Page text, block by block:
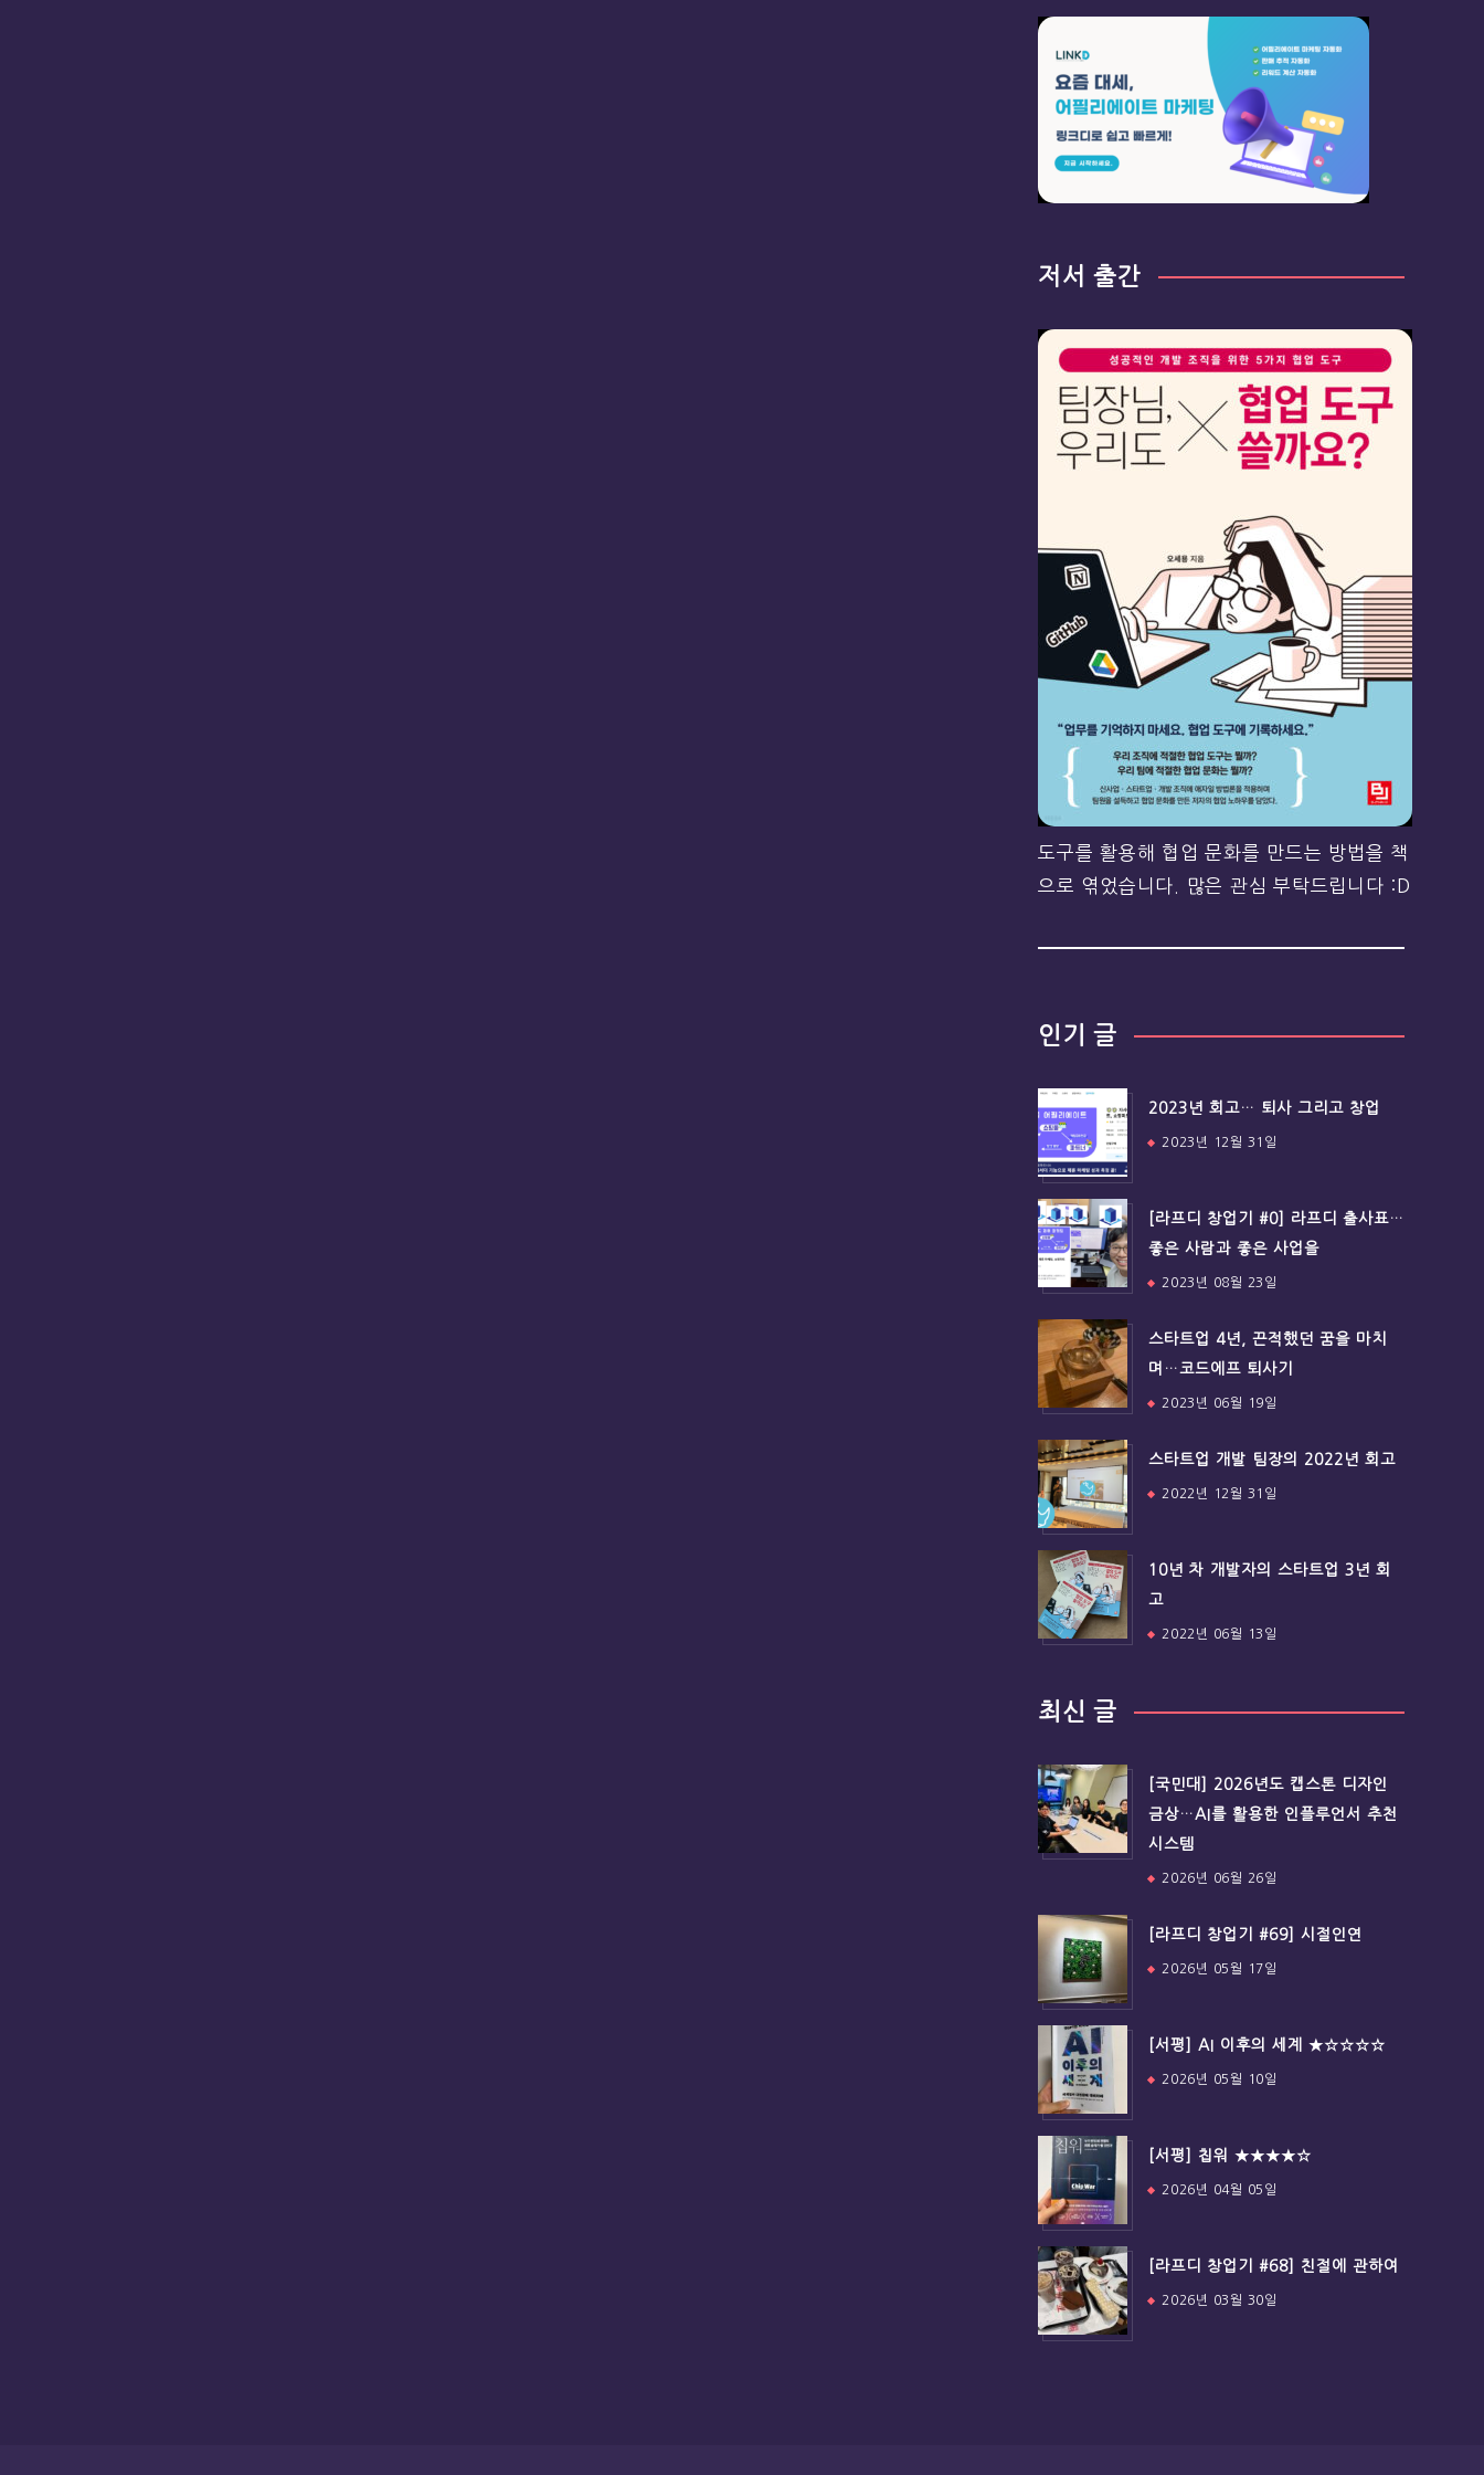
저서 출간
도구를 활용해 협업 문화를 만드는 방법을 책
으로 엮었습니다. 많은 관심 부탁드립니다 :D
인기 글
2023년 회고… 퇴사 그리고 창업
2023년 12월 31일
[라프디 창업기 #0] 라프디 출사표…
좋은 사람과 좋은 사업을
2023년 08월 23일
스타트업 4년, 끈적했던 꿈을 마치
며…코드에프 퇴사기
2023년 06월 19일
스타트업 개발 팀장의 2022년 회고
2022년 12월 31일
10년 차 개발자의 스타트업 3년 회
고
2022년 06월 13일
최신 글
[국민대] 2026년도 캡스톤 디자인
금상…AI를 활용한 인플루언서 추천
시스템
2026년 06월 26일
[라프디 창업기 #69] 시절인연
2026년 05월 17일
[서평] AI 이후의 세계 ★☆☆☆☆
2026년 05월 10일
[서평] 칩워 ★★★★☆
2026년 04월 05일
[라프디 창업기 #68] 친절에 관하여
2026년 03월 30일